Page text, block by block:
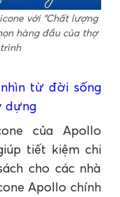
với “Chất lượng
hàng đầu của thợ
nhìn từ đời sống
dựng
của Apollo
tiết kiệm chi
cho các nhà
Apollo chính